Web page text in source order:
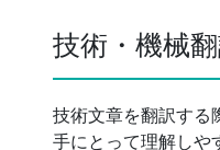
技術・機械
技術文章を翻訳する
手にとって理解しや